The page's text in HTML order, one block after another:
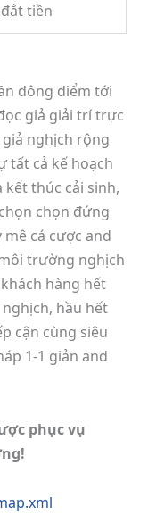
đắt tiền
đông điểm tới
giả giải trí trực
nghịch rộng
tất cả kế hoạch
thúc cải sinh,
chọn đứng
cá cược and
trường nghịch
hàng hết
hầu hết
cận cùng siêu
1-1 giản and
phục vụ